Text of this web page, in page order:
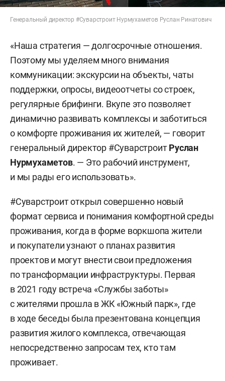
Генеральный директор #Суварстроит Нурмухаметов Руслан Ринатович
«Наша стратегия — долгосрочные отношения.
Поэтому мы уделяем много внимания
коммуникации: экскурсии на объекты, чаты
поддержки, опросы, видеоотчеты со строек,
регулярные брифинги. Вкупе это позволяет
динамично развивать комплексы и заботиться
о комфорте проживания их жителей, — говорит
генеральный директор #СуварстроитРуслан
Нурмухаметов. — Это рабочий инструмент,
и мы рады его использовать».
#Суварстроит открыл совершенно новый
формат сервиса и понимания комфортной среды
проживания, когда в форме воркшопа жители
и покупатели узнают о планах развития
проектов и могут внести свои предложения
по трансформации инфраструктуры. Первая
в 2021 году встреча «Службы заботы»
с жителями прошла в ЖК «Южный парк», где
в ходе беседы была презентована концепция
развития жилого комплекса, отвечающая
непосредственно запросам тех, кто там
проживает.